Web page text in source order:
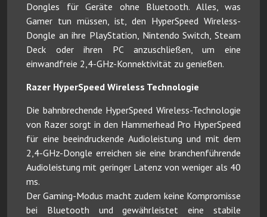
Dongles für Geräte ohne Bluetooth. Alles, was
Gamer tun müssen, ist, den HyperSpeed Wireless-
Dongle an ihre PlayStation, Nintendo Switch, Steam
Deck oder ihren PC anzuschließen, um eine
einwandfreie 2,4-GHz-Konnektivität zu genießen.
Razer HyperSpeed Wireless Technologie
Die bahnbrechende HyperSpeed Wireless-Technologie
von Razer sorgt in den Hammerhead Pro HyperSpeed
für eine beeindruckende Audioleistung und mit dem
2,4-GHz-Dongle erreichen sie eine branchenführende
Audioleistung mit geringer Latenz von weniger als 40
ms.
Der Gaming-Modus macht zudem keine Kompromisse
bei Bluetooth und gewährleistet eine stabile